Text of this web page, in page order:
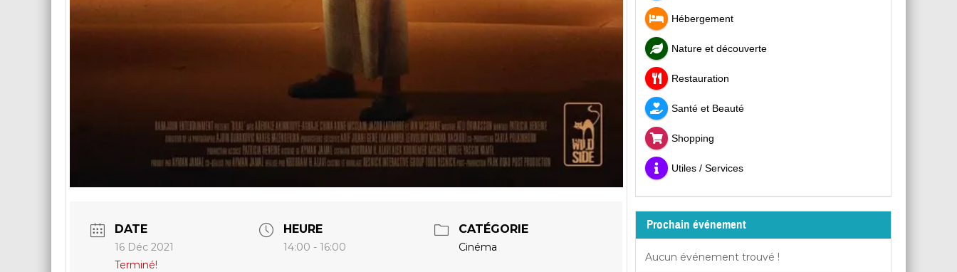
DATE
16 Déc 2021
Terminé!
HEURE
14:00 - 16:00
CATÉGORIE
Cinéma
Hébergement
Nature et découverte
Restauration
Santé et Beauté
Shopping
Utiles / Services
Prochain événement
Aucun événement trouvé !